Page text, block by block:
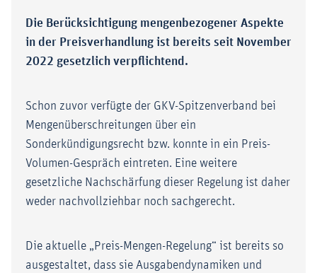
Die Berücksichtigung mengenbezogener Aspekte
in der Preisverhandlung ist bereits seit November
2022 gesetzlich verpflichtend.
Schon zuvor verfügte der GKV-Spitzenverband bei
Mengenüberschreitungen über ein
Sonderkündigungsrecht bzw. konnte in ein Preis-
Volumen-Gespräch eintreten. Eine weitere
gesetzliche Nachschärfung dieser Regelung ist daher
weder nachvollziehbar noch sachgerecht.
Die aktuelle „Preis-Mengen-Regelung“ ist bereits so
ausgestaltet, dass sie Ausgabendynamiken und